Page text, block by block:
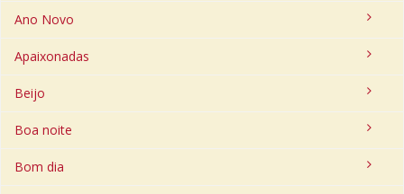
Ano Novo
Apaixonadas
Beijo
Boa noite
Bom dia